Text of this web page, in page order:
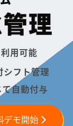
用可能
フト管理
自動付与
デモ開始